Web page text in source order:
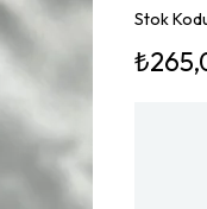
Stok